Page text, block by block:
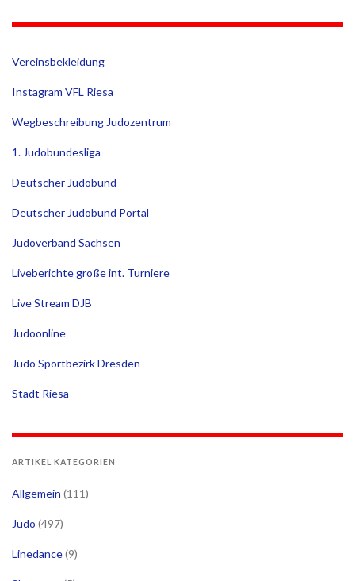
Vereinsbekleidung
Instagram VFL Riesa
Wegbeschreibung Judozentrum
1. Judobundesliga
Deutscher Judobund
Deutscher Judobund Portal
Judoverband Sachsen
Liveberichte große int. Turniere
Live Stream DJB
Judoonline
Judo Sportbezirk Dresden
Stadt Riesa
ARTIKEL KATEGORIEN
Allgemein (111)
Judo (497)
Linedance(9)